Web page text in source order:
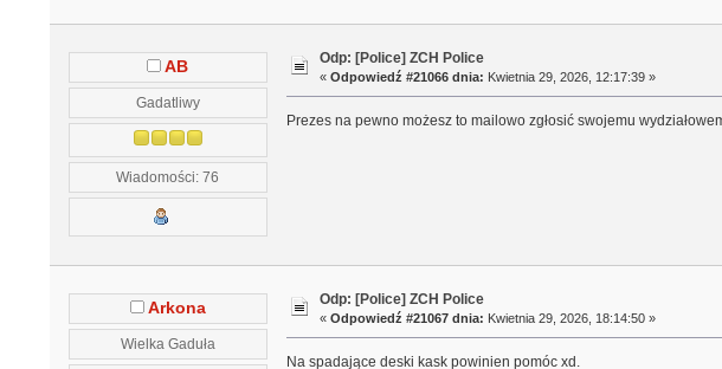
AB
Gadatliwy
Wiadomości: 76
Odp: [Police] ZCH Police
«Odpowiedź #21066 dnia: Kwietnia 29, 2026, 12:17:39 »
Prezes na pewno możesz to mailowo zgłosić swojemu
Arkona
Wielka Gaduła
Odp: [Police] ZCH Police
«Odpowiedź #21067 dnia: Kwietnia 29, 2026, 18:14:50 »
Na spadające deski kask powinien pomóc xd.